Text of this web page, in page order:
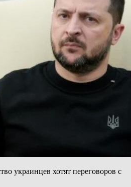
украинцев хотят переговоров с